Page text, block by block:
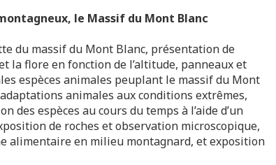
le Massif du Mont Blanc
du massif du Mont Blanc, présentation de
la flore en fonction de l’altitude, panneaux et
espèces animales peuplant le massif du Mont
animales aux conditions extrêmes,
des espèces au cours du temps à l’aide d’un
de roches et observation microscopique,
alimentaire en milieu montagnard, et exposition